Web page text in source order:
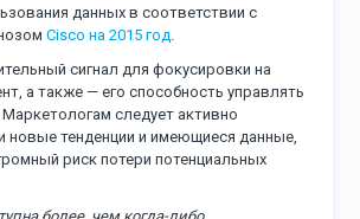
данных в соответствии с
Cisco на 2015 год.
сигнал для фокусировки на
а также — его способность управлять
следует активно
новые тенденции и имеющиеся данные,
риск потери потенциальных